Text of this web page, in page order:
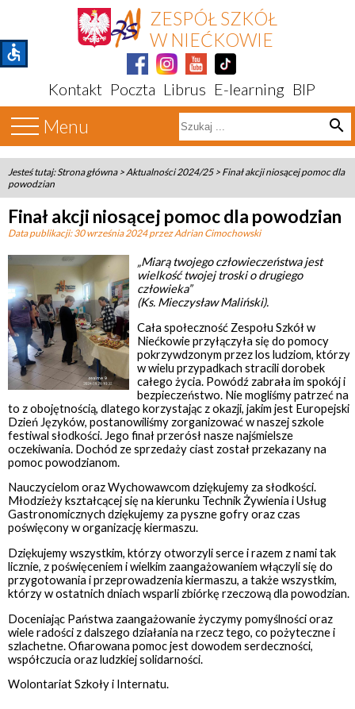
ZESPÓŁ SZKÓŁ
W NIEĆKOWIE
Kontakt Poczta Librus E-learning BIP
Menu search
Jesteś tutaj:Strona główna>Aktualności 2024/25> Finał akcji niosącej pomoc dla
powodzian
Finał akcji niosącej pomoc dla powodzian
Data publikacji:30 września 2024przez Adrian Cimochowski
„Miarą twojego człowieczeństwa jest
wielkość twojej troski o drugiego
człowieka”
(Ks. Mieczysław Maliński).
Cała społeczność Zespołu Szkół w
Niećkowie przyłączyła się do pomocy
pokrzywdzonym przez los ludziom, którzy
w wielu przypadkach stracili dorobek
całego życia. Powódź zabrała im spokój i
bezpieczeństwo. Nie mogliśmy patrzeć na
to z obojętnością, dlatego korzystając z okazji, jakim jest Europejski
Dzień Języków, postanowiliśmy zorganizować w naszej szkole
festiwal słodkości. Jego finał przerósł nasze najśmielsze
oczekiwania. Dochód ze sprzedaży ciast został przekazany na
pomoc powodzianom.
Nauczycielom oraz Wychowawcom dziękujemy za słodkości.
Młodzieży kształcącej się na kierunku Technik Żywienia i Usług
Gastronomicznych dziękujemy za pyszne gofry oraz czas
poświęcony w organizację kiermaszu.
Dziękujemy wszystkim, którzy otworzyli serce i razem z nami tak
licznie, z poświęceniem i wielkim zaangażowaniem włączyli się do
przygotowania i przeprowadzenia kiermaszu, a także wszystkim,
którzy w ostatnich dniach wsparli zbiórkę rzeczową dla powodzian.
Doceniając Państwa zaangażowanie życzymy pomyślności oraz
wiele radości z dalszego działania na rzecz tego, co pożyteczne i
szlachetne. Ofiarowana pomoc jest dowodem serdeczności,
współczucia oraz ludzkiej solidarności.
Wolontariat Szkoły i Internatu.
accessible